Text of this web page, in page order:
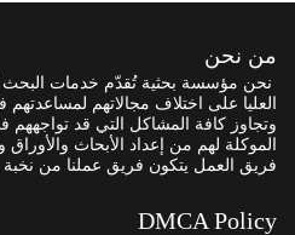
من نحن
نحن مؤسسة بحثية تُقدّم خدمات البحث
العليا على اختلاف مجالاتهم
وتجاوز كافة المشاكل التي قد تواجههم
الموكلة لهم من إعداد الأبحاث
فريق العمل يتكون فريق عملنا من نخبة
DMCA Policy